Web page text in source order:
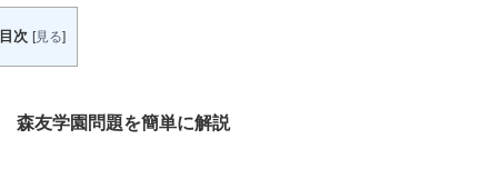
目次 [見る]
森友学園問題を簡単に解説